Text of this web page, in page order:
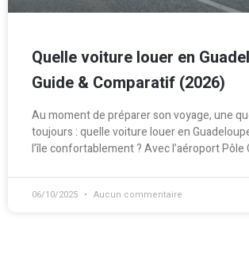
Quelle voiture louer en
Guide & Comparatif (2026)
Au moment de préparer son voyage, une
toujours : quelle voiture louer en
l’île confortablement ? Avec l’aéroport Pôle
06/10/2025 Aucun commentaire